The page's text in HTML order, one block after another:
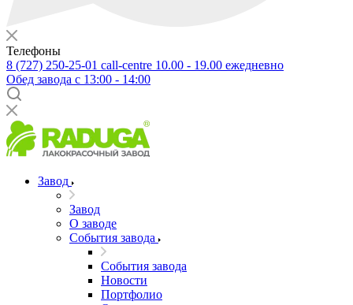
Телефоны
8 (727) 250-25-01 call-centre 10.00 - 19.00 ежедневно
Обед завода с 13:00 - 14:00
Завод
Завод
О заводе
События завода
События завода
Новости
Портфолио